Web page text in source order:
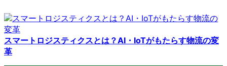
スマートロジスティクスとは？AI・IoTがもたらす物流の変
革